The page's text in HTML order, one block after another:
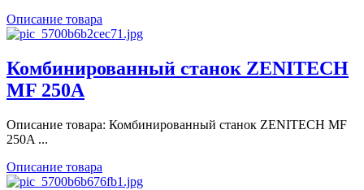
Описание товара
Комбинированный станок ZENITECH
MF 250A
Описание товара: Комбинированный станок ZENITECH MF
250A ...
Описание товара